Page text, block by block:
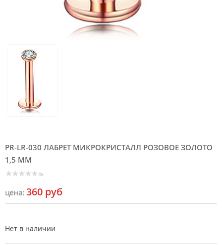
PR-LR-030 ЛАБРЕТ МИКРОКРИСТАЛЛ РОЗОВОЕ ЗОЛОТО
1,5 ММ
(0)
цена: 360 руб
Нет в наличии